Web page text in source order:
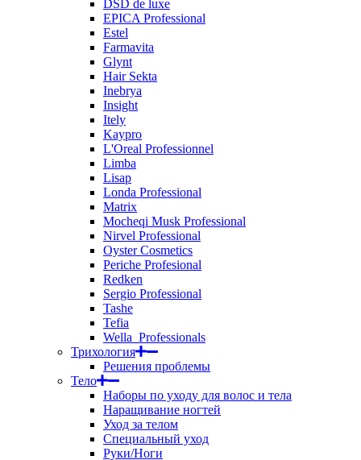
DSD de luxe
EPICA Professional
Estel
Farmavita
Glynt
Hair Sekta
Inebrya
Insight
Itely
Kaypro
L'Oreal Professionnel
Limba
Lisap
Londa Professional
Matrix
Mocheqi Musk Professional
Nirvel Professional
Oyster Cosmetics
Periche Profesional
Redken
Sergio Professional
Tashe
Tefia
Wella_Professionals
Трихология
Решения проблемы
Тело
Наборы по уходу для волос и тела
Наращивание ногтей
Уход за телом
Специальный уход
Руки/Ноги